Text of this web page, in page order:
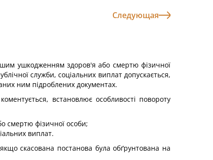
Следующая
ушкодженням здоров'я або смертю фізичної
служби, соціальних виплат допускається,
ним підроблених документах.
встановлює особливості повороту
смертю фізичної особи;
виплат.
скасована постанова була обґрунтована на